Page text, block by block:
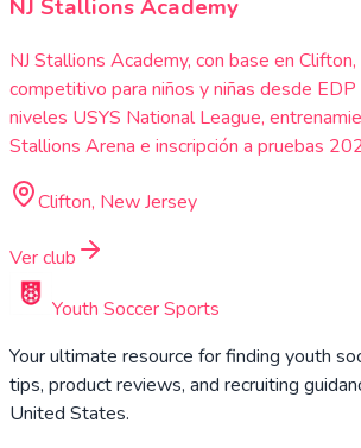
NJ Stallions Academy
NJ Stallions Academy, con base en
competitivo para niños y niñas desde
niveles USYS National League,
Stallions Arena e inscripción a pruebas
Clifton, New Jersey
Ver club
Youth Soccer Sports
Your ultimate resource for finding youth
tips, product reviews, and recruiting
United States.